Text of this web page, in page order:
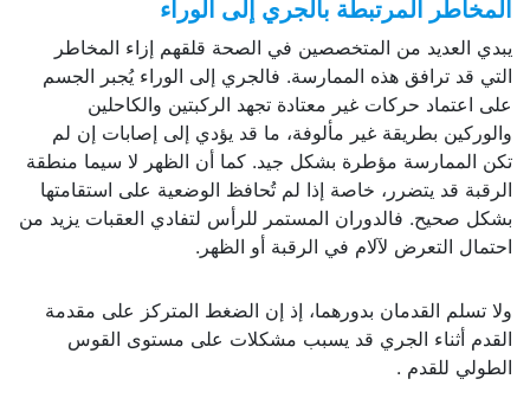
المخاطر المرتبطة بالجري إلى الوراء
يبدي العديد من المتخصصين في الصحة قلقهم إزاء المخاطر
التي قد ترافق هذه الممارسة. فالجري إلى الوراء يُجبر الجسم
على اعتماد حركات غير معتادة تجهد الركبتين والكاحلين
والوركين بطريقة غير مألوفة، ما قد يؤدي إلى إصابات إن لم
تكن الممارسة مؤطرة بشكل جيد. كما أن الظهر لا سيما منطقة
الرقبة قد يتضرر، خاصة إذا لم تُحافظ الوضعية على استقامتها
بشكل صحيح. فالدوران المستمر للرأس لتفادي العقبات يزيد من
احتمال التعرض لآلام في الرقبة أو الظهر.
ولا تسلم القدمان بدورهما، إذ إن الضغط المتركز على مقدمة
القدم أثناء الجري قد يسبب مشكلات على مستوى القوس
الطولي للقدم .